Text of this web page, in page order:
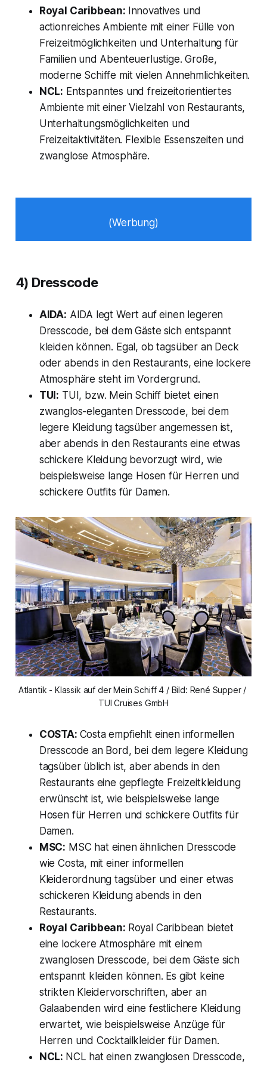
Royal Caribbean: Innovatives und
actionreiches Ambiente mit einer Fülle von
Freizeitmöglichkeiten und Unterhaltung für
Familien und Abenteuerlustige. Große,
moderne Schiffe mit vielen Annehmlichkeiten.
NCL: Entspanntes und freizeitorientiertes
Ambiente mit einer Vielzahl von Restaurants,
Unterhaltungsmöglichkeiten und
Freizeitaktivitäten. Flexible Essenszeiten und
zwanglose Atmosphäre.
(Werbung)
4) Dresscode
AIDA: AIDA legt Wert auf einen legeren
Dresscode, bei dem Gäste sich entspannt
kleiden können. Egal, ob tagsüber an Deck
oder abends in den Restaurants, eine lockere
Atmosphäre steht im Vordergrund.
TUI: TUI, bzw. Mein Schiff bietet einen
zwanglos-eleganten Dresscode, bei dem
legere Kleidung tagsüber angemessen ist,
aber abends in den Restaurants eine etwas
schickere Kleidung bevorzugt wird, wie
beispielsweise lange Hosen für Herren und
schickere Outfits für Damen.
Atlantik - Klassik auf der Mein Schiff 4 / Bild: René Supper /
TUI Cruises GmbH
COSTA: Costa empfiehlt einen informellen
Dresscode an Bord, bei dem legere Kleidung
tagsüber üblich ist, aber abends in den
Restaurants eine gepflegte Freizeitkleidung
erwünscht ist, wie beispielsweise lange
Hosen für Herren und schickere Outfits für
Damen.
MSC: MSC hat einen ähnlichen Dresscode
wie Costa, mit einer informellen
Kleiderordnung tagsüber und einer etwas
schickeren Kleidung abends in den
Restaurants.
Royal Caribbean: Royal Caribbean bietet
eine lockere Atmosphäre mit einem
zwanglosen Dresscode, bei dem Gäste sich
entspannt kleiden können. Es gibt keine
strikten Kleidervorschriften, aber an
Galaabenden wird eine festlichere Kleidung
erwartet, wie beispielsweise Anzüge für
Herren und Cocktailkleider für Damen.
NCL: NCL hat einen zwanglosen Dresscode,